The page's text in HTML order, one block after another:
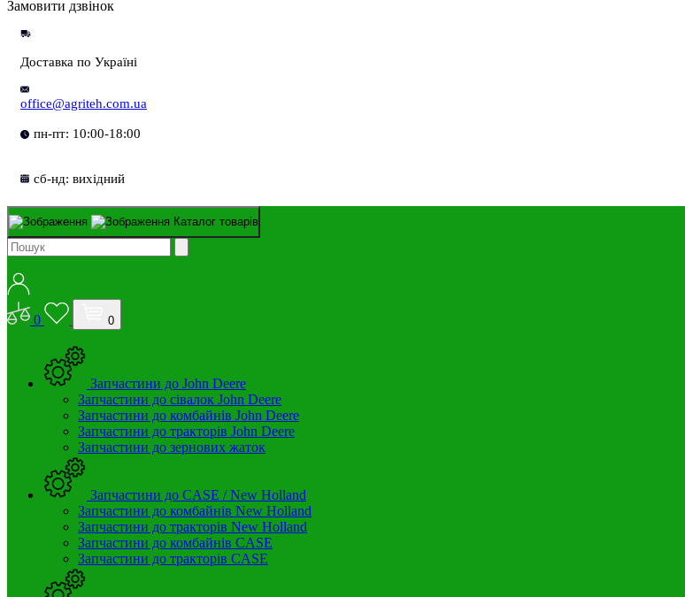
Замовити дзвінок
Доставка по Україні
office@agriteh.com.ua
пн-пт: 10:00-18:00
сб-нд: вихідний
Каталог товарів
0 0
Запчастини до John Deere
Запчастини до сівалок John Deere
Запчастини до комбайнів John Deere
Запчастини до тракторів John Deere
Запчастини до зернових жаток
Запчастини до CASE / New Holland
Запчастини до комбайнів New Holland
Запчастини до тракторів New Holland
Запчастини до комбайнів CASE
Запчастини до тракторів CASE